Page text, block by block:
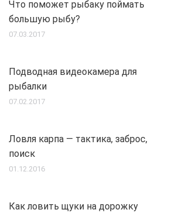
Что поможет рыбаку поймать
большую рыбу?
07.03.2017
Подводная видеокамера для
рыбалки
07.02.2017
Ловля карпа — тактика, заброс,
поиск
01.12.2016
Как ловить щуки на дорожку